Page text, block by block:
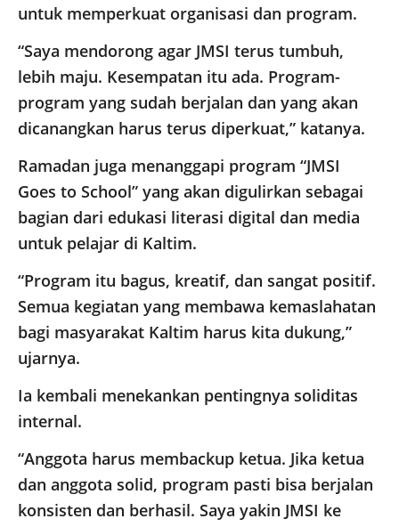
untuk memperkuat organisasi dan program.
“Saya mendorong agar JMSI terus tumbuh,
lebih maju. Kesempatan itu ada. Program-
program yang sudah berjalan dan yang akan
dicanangkan harus terus diperkuat,” katanya.
Ramadan juga menanggapi program “JMSI
Goes to School” yang akan digulirkan sebagai
bagian dari edukasi literasi digital dan media
untuk pelajar di Kaltim.
“Program itu bagus, kreatif, dan sangat positif.
Semua kegiatan yang membawa kemaslahatan
bagi masyarakat Kaltim harus kita dukung,”
ujarnya.
Ia kembali menekankan pentingnya soliditas
internal.
“Anggota harus membackup ketua. Jika ketua
dan anggota solid, program pasti bisa berjalan
konsisten dan berhasil. Saya yakin JMSI ke